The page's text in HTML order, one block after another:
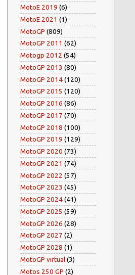
MotoE 2019 (6)
MotoE 2021 (1)
MotoGP (809)
MotoGP 2011 (62)
Motogp 2012 (54)
MotoGP 2013 (80)
MotoGP 2014(120)
MotoGP 2015 (120)
MotoGP 2016 (86)
MotoGP 2017 (70)
MotoGP 2018 (100)
MotoGP 2019 (129)
MotoGP 2020 (73)
MotoGP 2021 (74)
MotoGP 2022 (57)
MotoGP 2023 (45)
MotoGP 2024(41)
MotoGP 2025 (59)
MotoGP 2026 (28)
MotoGP 2027 (2)
MotoGP 2028 (1)
MotoGP virtual(3)
Motos 250 GP (2)